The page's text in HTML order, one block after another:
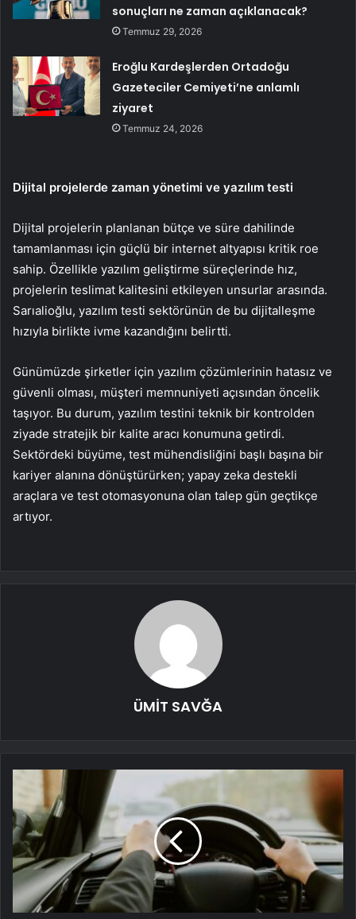
sonuçları ne zaman açıklanacak?
Temmuz 29, 2026
Eroğlu Kardeşlerden Ortadoğu
Gazeteciler Cemiyeti’ne anlamlı
ziyaret
Temmuz 24, 2026
Dijital projelerde zaman yönetimi ve yazılım testi
Dijital projelerin planlanan bütçe ve süre dahilinde
tamamlanması için güçlü bir internet altyapısı kritik roe
sahip. Özellikle yazılım geliştirme süreçlerinde hız,
projelerin teslimat kalitesini etkileyen unsurlar arasında.
Sarıalioğlu, yazılım testi sektörünün de bu dijitalleşme
hızıyla birlikte ivme kazandığını belirtti.
Günümüzde şirketler için yazılım çözümlerinin hatasız ve
güvenli olması, müşteri memnuniyeti açısından öncelik
taşıyor. Bu durum, yazılım testini teknik bir kontrolden
ziyade stratejik bir kalite aracı konumuna getirdi.
Sektördeki büyüme, test mühendisliğini başlı başına bir
kariyer alanına dönüştürürken; yapay zeka destekli
araçlara ve test otomasyonuna olan talep gün geçtikçe
artıyor.
ÜMİT SAVĞA